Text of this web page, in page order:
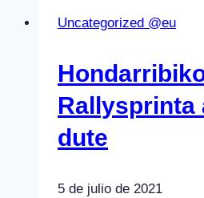
Uncategorized @eu
Rallysprinta
dute
5 de julio de 2021